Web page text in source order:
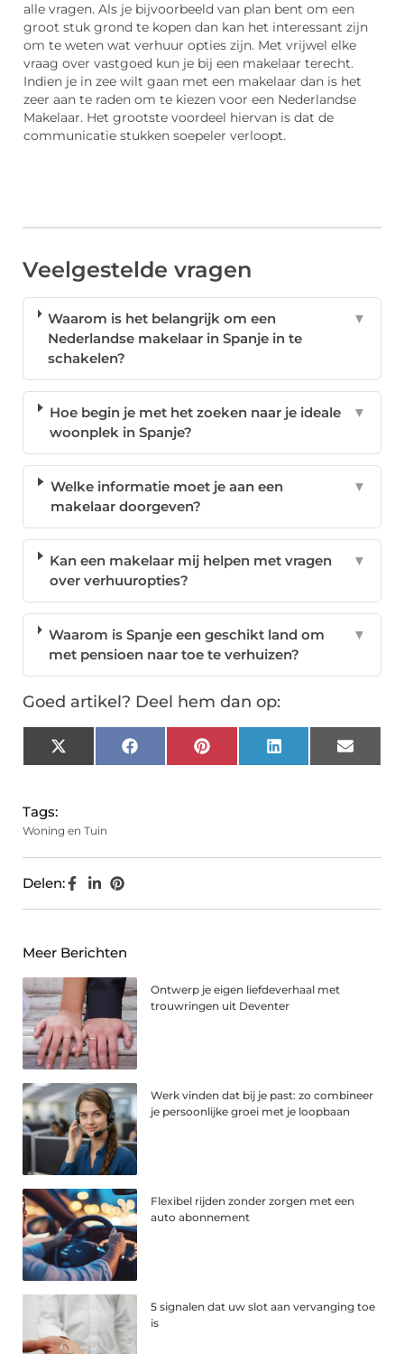
alle vragen. Als je bijvoorbeeld van plan bent om een
groot stuk grond te kopen dan kan het interessant zijn
om te weten wat verhuur opties zijn. Met vrijwel elke
vraag over vastgoed kun je bij een makelaar terecht.
Indien je in zee wilt gaan met een makelaar dan is het
zeer aan te raden om te kiezen voor een Nederlandse
Makelaar. Het grootste voordeel hiervan is dat de
communicatie stukken soepeler verloopt.
Veelgestelde vragen
Waarom is het belangrijk om een
Nederlandse makelaar in Spanje in te
schakelen?
▼
Hoe begin je met het zoeken naar je ideale
woonplek in Spanje?
▼
Welke informatie moet je aan een
makelaar doorgeven?
▼
Kan een makelaar mij helpen met vragen
over verhuuropties?
▼
Waarom is Spanje een geschikt land om
met pensioen naar toe te verhuizen?
▼
Goed artikel? Deel hem dan op:
X
(Twitter)
FacebookPinterest LinkedIn Email
Tags:
Woning en Tuin
Delen:
Meer Berichten
Ontwerp je eigen liefdeverhaal met
trouwringen uit Deventer
Werk vinden dat bij je past: zo combineer
je persoonlijke groei met je loopbaan
Flexibel rijden zonder zorgen met een
auto abonnement
5 signalen dat uw slot aan vervanging toe
is